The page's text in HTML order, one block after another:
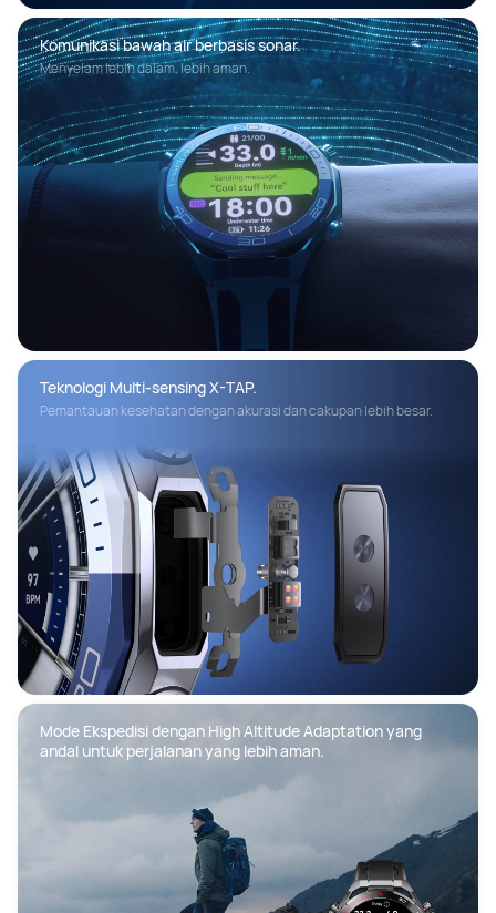
Komunikasi bawah air berbasis sonar.
Menyelam lebih dalam, lebih aman.
Pemantauan kesehatan dengan akurasi dan cakupan lebih besar.
Mode Ekspedisi dengan High Altitude Adaptation yang
andal untuk perjalanan yang lebih aman.